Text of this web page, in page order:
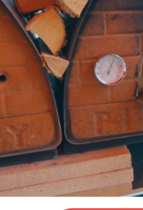
M/S